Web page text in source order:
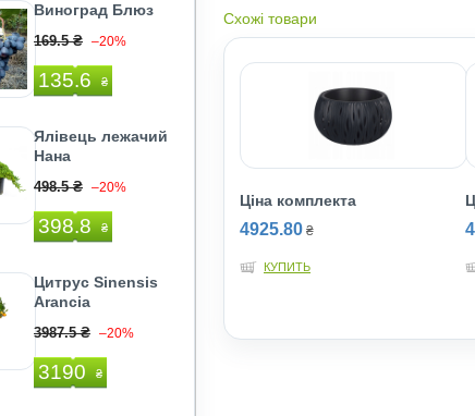
Виноград Блюз
169.5 ₴ –20%
135.6 ₴
Ялівець лежачий
Нана
498.5 ₴ –20%
398.8 ₴
Цитрус Sinensis
Arancia
3987.5 ₴ –20%
3190 ₴
Схожі товари
Ціна комплекта
4925.80 ₴
КУПИТЬ